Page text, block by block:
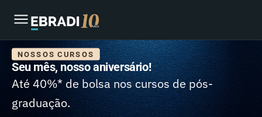
NOSSOS CURSOS
Seu mês, nosso aniversário!
Até 40%* de bolsa nos cursos de pós-
graduação.